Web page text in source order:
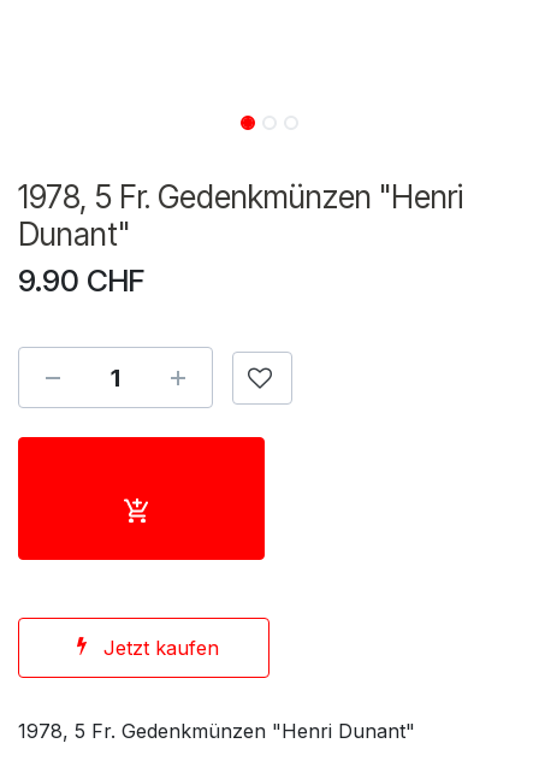
1978, 5 Fr. Gedenkmünzen "Henri
Dunant"
9.90 CHF
Jetzt kaufen
1978, 5 Fr. Gedenkmünzen "Henri Dunant"